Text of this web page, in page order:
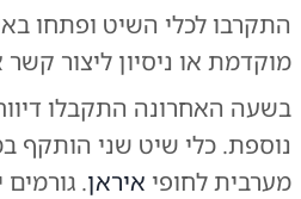
התקרבו לכלי השיט ופתחו
מוקדמת או ניסיון ליצור
בשעה האחרונה התקבלו
מערבית לחופי איראן.